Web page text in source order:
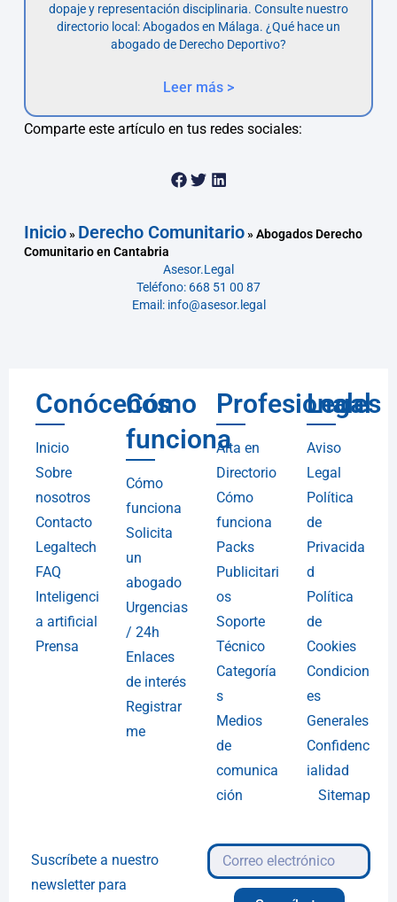
dopaje y representación disciplinaria. Consulte nuestro
directorio local: Abogados en Málaga. ¿Qué hace un
abogado de Derecho Deportivo?
Leer más >
Comparte este artículo en tus redes sociales:
Inicio» Derecho Comunitario»Abogados Derecho
Comunitario en Cantabria
Asesor.Legal
Teléfono: 668 51 00 87
Email: info@asesor.legal
Conócenos
Inicio
Sobre
nosotros
Contacto
Legaltech
FAQ
Inteligenci
a artificial
Prensa
Cómo
funciona
Cómo
funciona
Solicita
un
abogado
Urgencias
/ 24h
Enlaces
de interés
Registrar
me
Profesionales
Alta en
Directorio
Cómo
funciona
Packs
Publicitari
os
Soporte
Técnico
Categoría
s
Medios
de
comunica
ción
Legal
Aviso
Legal
Política
de
Privacida
d
Política
de
Cookies
Condicion
es
Generales
Confidenc
ialidad
Sitemap
Suscríbete a nuestro
newsletter para